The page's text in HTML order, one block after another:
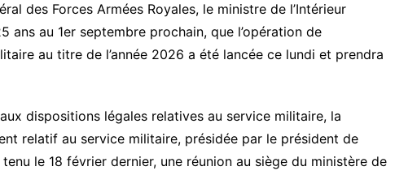
des Forces Armées Royales, le ministre de l’Intérieur
ans au 1er septembre prochain, que l’opération de
au titre de l’année 2026 a été lancée ce lundi et prendra
dispositions légales relatives au service militaire, la
relatif au service militaire, présidée par le président de
le 18 février dernier, une réunion au siège du ministère de